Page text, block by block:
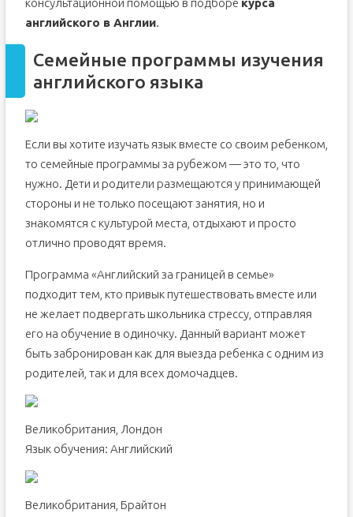
консультационной помощью в подборе курса
английского в Англии.
Семейные программы изучения
английского языка
Если вы хотите изучать язык вместе со своим ребенком,
то семейные программы за рубежом — это то, что
нужно. Дети и родители размещаются у принимающей
стороны и не только посещают занятия, но и
знакомятся с культурой места, отдыхают и просто
отлично проводят время.
Программа «Английский за границей в семье»
подходит тем, кто привык путешествовать вместе или
не желает подвергать школьника стрессу, отправляя
его на обучение в одиночку. Данный вариант может
быть забронирован как для выезда ребенка с одним из
родителей, так и для всех домочадцев.
Великобритания, Лондон
Язык обучения: Английский
Великобритания, Брайтон